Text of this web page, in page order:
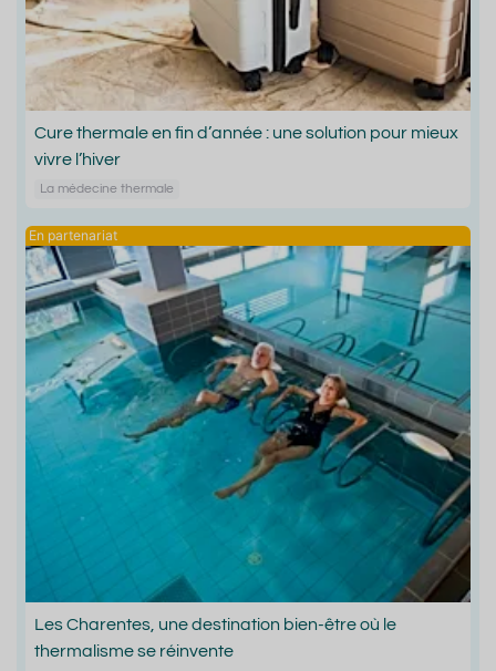
Cure thermale en fin d’année : une solution pour mieux
vivre l’hiver
La médecine thermale
Les Charentes, une destination bien-être où le
thermalisme se réinvente